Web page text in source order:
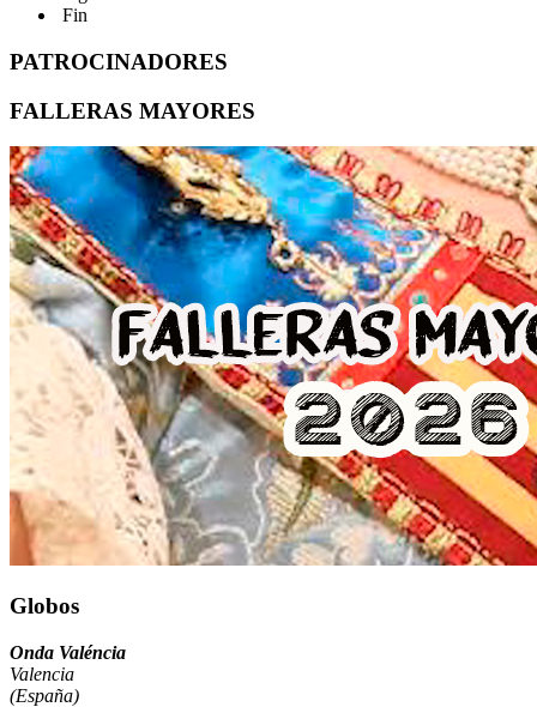
Fin
PATROCINADORES
FALLERAS MAYORES
Globos
Onda Valéncia
Valencia
(España)